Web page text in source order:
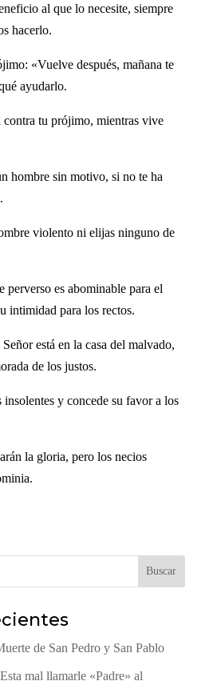
al que lo necesite, siempre
hacerlo.
«Vuelve después, mañana te
ayudarlo.
contra tu prójimo, mientras vive
hombre sin motivo, si no te ha
violento ni elijas ninguno de
perverso es abominable para el
intimidad para los rectos.
está en la casa del malvado,
de los justos.
y concede su favor a los
la gloria, pero los necios
Buscar
de San Pedro y San Pablo
mal llamarle «Padre» al